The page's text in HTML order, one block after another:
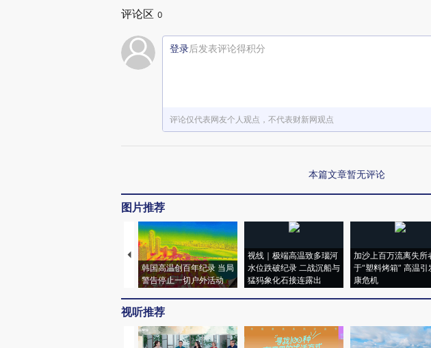
评论区 0
登录后发表评论得积分
评论仅代表网友个人观点，不代表财新网观点
本篇文章暂无评论
图片推荐
韩国高温创百年纪录 当局
警告停止一切户外活动
视线｜极端高温致多瑙河
水位跌破纪录 二战沉船与
猛犸象化石接连露出
加沙上百万流离失所
于“塑料烤箱” 高温引
康危机
视听推荐